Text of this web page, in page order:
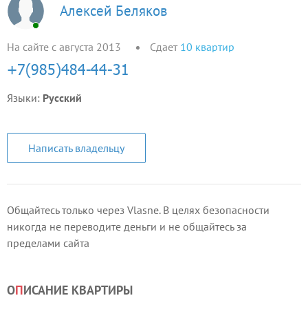
Алексей Беляков
На сайте с августа 2013 Сдает 10 квартир
Языки: Русский
Написать владельцу
Общайтесь только через Vlasne. В целях безопасности
никогда не переводите деньги и не общайтесь за
пределами сайта
ОПИСАНИЕ КВАРТИРЫ